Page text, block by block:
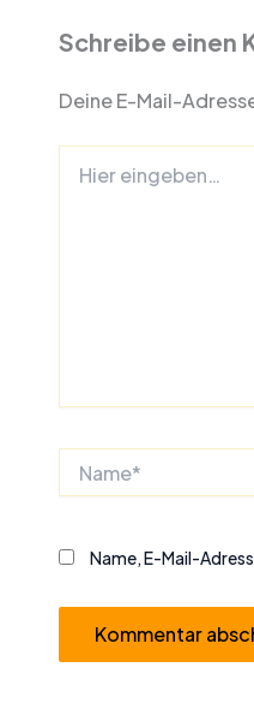
Schreibe einen
Deine E-Mail-
eingeben…
Name, E-Mail-